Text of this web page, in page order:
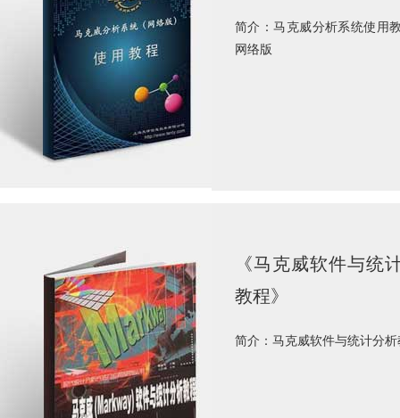
简介：马克威分析系统使
网络版
《马克威软件与统
教程》
简介：马克威软件与统计分析